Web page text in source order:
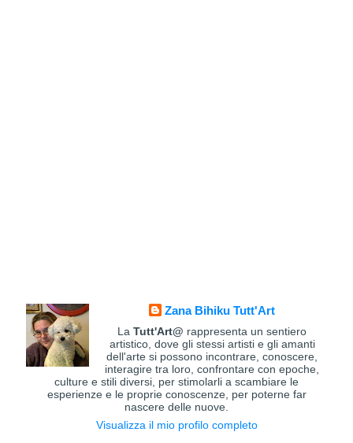
Zana Bihiku Tutt'Art
LaTutt'Art@ rappresenta un sentiero
artistico, dove gli stessi artisti e gli amanti
dell'arte si possono incontrare, conoscere,
interagire tra loro, confrontare con epoche,
culture e stili diversi, per stimolarli a scambiare le
esperienze e le proprie conoscenze, per poterne far
nascere delle nuove.
Visualizza il mio profilo completo